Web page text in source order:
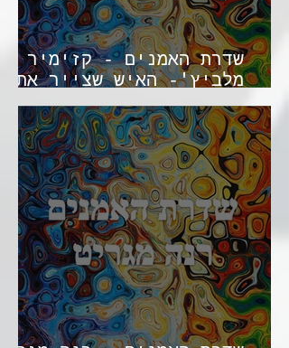
שדרת האמנים - קזימיר
מלביץ'- האיש שצייר את
הריבוע השחור